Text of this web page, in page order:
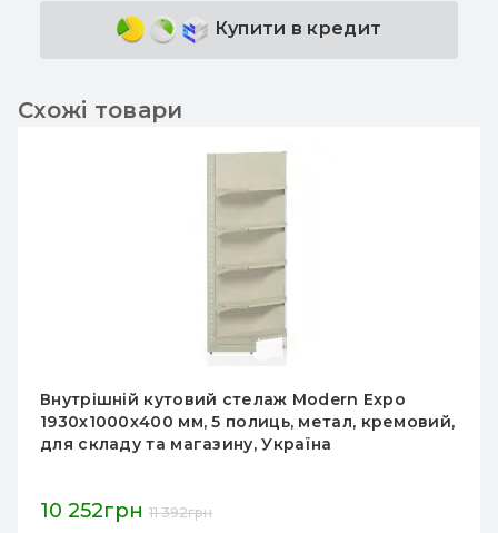
Купити в кредит
Схожі товари
Внутрішній кутовий стелаж Modern Expo
1930х1000х400 мм, 5 полиць, метал, кремовий,
для складу та магазину, Україна
10 252грн 11 392грн